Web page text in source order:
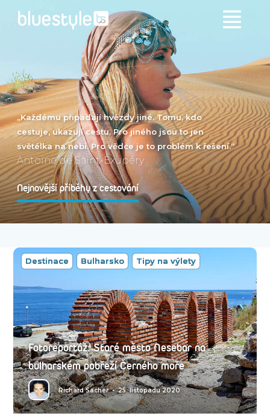
„Každému připadají hvězdy jiné. Tomu, kdo
cestuje, ukazují cestu. Pro jiného jsou to jen
světélka na nebi. Pro vědce je to problém k řešení.“
Antoine de Saint-Exupéry
Nejnovější příběhy z cestování
Destinace Bulharsko Tipy na výlety
Fotoreportáž: Staré město Nesebar na
bulharském pobřeží Černého moře
Richard Sacher•25. listopadu 2020